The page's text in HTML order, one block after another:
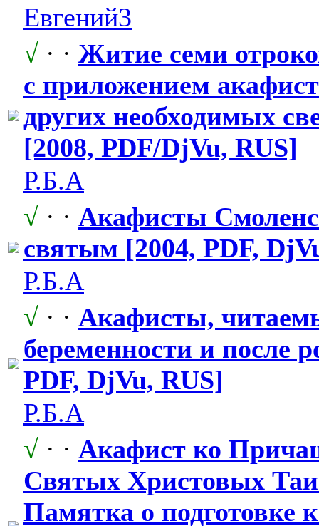
Евгений3
√ · · Житие семи
с приложением
других необходимых
[2008, PDF/DjVu, RUS]
Р.Б.А
√ · · Акафисты
святым [2004, PDF,
Р.Б.А
√ · · Акафисты,
беременности и после
PDF, DjVu, RUS]
Р.Б.А
√ · · Акафист ко
Святых Христовых
Памятка о подготовке